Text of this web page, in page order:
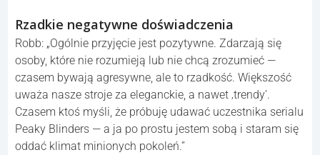
Rzadkie negatywne doświadczenia
Robb: „Ogólnie przyjęcie jest pozytywne. Zdarzają się
osoby, które nie rozumieją lub nie chcą zrozumieć —
czasem bywają agresywne, ale to rzadkość. Większość
uważa nasze stroje za eleganckie, a nawet ‚trendy’.
Czasem ktoś myśli, że próbuję udawać uczestnika serialu
Peaky Blinders — a ja po prostu jestem sobą i staram się
oddać klimat minionych pokoleń.”